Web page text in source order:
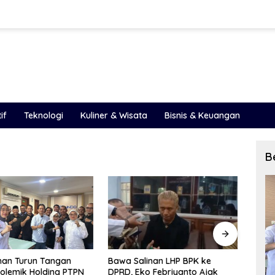
Teknologi Kuliner & Wisata Bisnis & Keuangan
LHP BPK ke
Febriyanto Ajak
LHP BPK 2025 Ungkap Celah
Besar Pengelolaan Keuangan